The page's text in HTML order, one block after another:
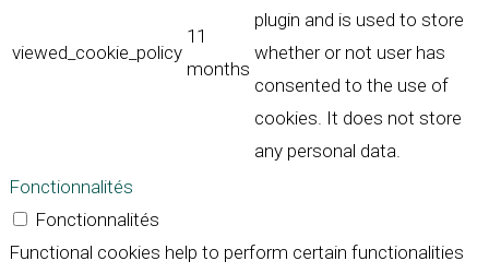
viewed_cookie_policy
11
months
plugin and is used to store
whether or not user has
consented to the use of
cookies. It does not store
any personal data.
Fonctionnalités
Fonctionnalités
Functional cookies help to perform certain functionalities